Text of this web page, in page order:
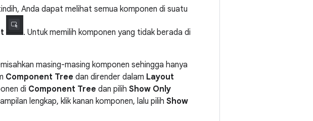
Anda dapat melihat semua komponen di suatu
. Untuk memilih komponen yang tidak berada di
masing-masing komponen sehingga hanya
Component Tree dan dirender dalam Layout
di Component Tree dan pilih Show Only
lengkap, klik kanan komponen, lalu pilih Show